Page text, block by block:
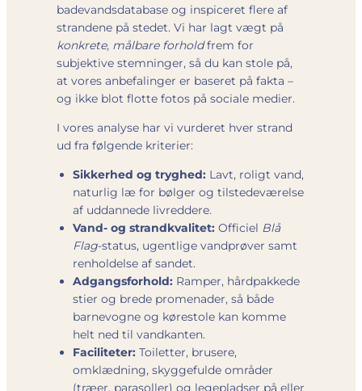
badevandsdatabase og inspiceret flere af
strandene på stedet. Vi har lagt vægt på
konkrete, målbare forholdfrem for
subjektive stemninger, så du kan stole på,
at vores anbefalinger er baseret på fakta –
og ikke blot flotte fotos på sociale medier.
I vores analyse har vi vurderet hver strand
ud fra følgende kriterier:
Sikkerhed og tryghed: Lavt, roligt vand,
naturlig læ for bølger og tilstedeværelse
af uddannede livreddere.
Vand- og strandkvalitet: Officiel Blå
Flag-status, ugentlige vandprøver samt
renholdelse af sandet.
Adgangsforhold: Ramper, hårdpakkede
stier og brede promenader, så både
barnevogne og kørestole kan komme
helt ned til vandkanten.
Faciliteter: Toiletter, brusere,
omklædning, skyggefulde områder
(træer, parasoller) og legepladser på eller